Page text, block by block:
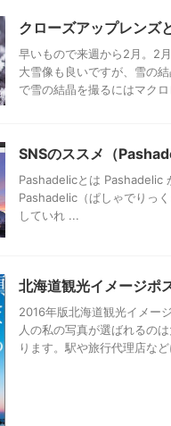
クローズアップレンズ
早いもので来週から2月。2
大雪像も良いですが、雪の
で雪の結晶を撮るにはマク
SNSのススメ（
Pashadelicとは Pashadelic
Pashadelic（ぱしゃでりっ
していれ ...
北海道観光イメージポ
2016年版北海道観光イメー
人の私の写真が選ばれるの
ります。駅や旅行代理店な